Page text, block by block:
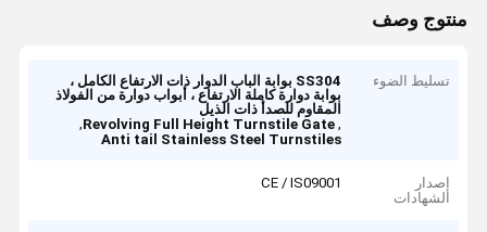
منتوج وصف
تسليط الضوء
SS304 بوابة الباب الدوار ذات الارتفاع الكامل ،
بوابة دوارة كاملة الارتفاع ، أبواب دوارة من الفولاذ
المقاوم للصدأ ذات الذيل
,
Revolving Full Height Turnstile Gate
,
Anti tail Stainless Steel Turnstiles
إصدار
الشهادات
CE / IS09001